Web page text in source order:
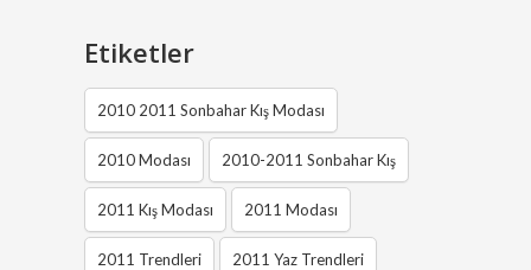
Etiketler
2010 2011 Sonbahar Kış Modası
2010 Modası 2010-2011 Sonbahar Kış
2011 Kış Modası 2011 Modası
2011 Trendleri 2011 Yaz Trendleri